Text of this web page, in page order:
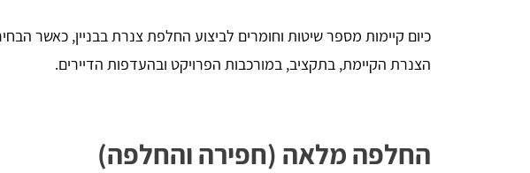
כיום קיימות מספר שיטות וחומרים לביצוע החלפת צנרת בבניין, כאשר
הצנרת הקיימת, בתקציב, במורכבות הפרויקט ובהעדפות הדיירים.
החלפה מלאה (חפירה והחלפה)